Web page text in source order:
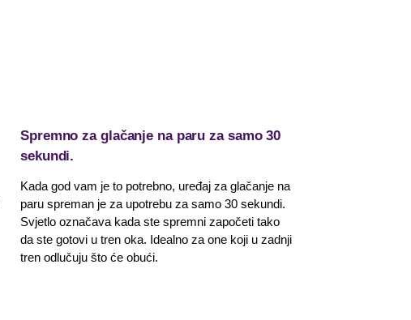
Spremno za glačanje na paru za samo 30
sekundi.
Kada god vam je to potrebno, uređaj za glačanje na
paru spreman je za upotrebu za samo 30 sekundi.
Svjetlo označava kada ste spremni započeti tako
da ste gotovi u tren oka. Idealno za one koji u zadnji
tren odlučuju što će obući.